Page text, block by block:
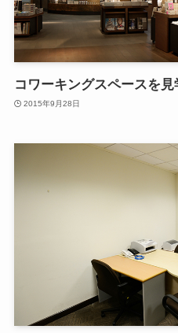
コワーキングスペースを見
2015年9月28日